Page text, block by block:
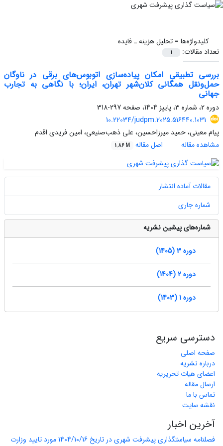
کلیدواژه‌ها =تحلیل هزینه ـ فایده
تعداد مقالات:
1
بررسی تطبیقی امکان پیاده‌سازی اتوبوس‌های برقی در ناوگان
حمل‌ونقل همگانی کلان‌شهر تهران، ایران؛ با نگاهی به تجارب
جهانی
دوره 2، شماره 3، پاییز 1404، صفحه
297-318
10.22034/judpm.2025.516440.1031
پیام معینی، حمید میرزاحسین، علی ذهب‌صنیعی، امین فریدی اقدم
مشاهده مقاله
اصل مقاله 1.86 M
مقالات آماده انتشار
شماره جاری
شماره‌های پیشین نشریه
دوره 3 (1405)
دوره 2 (1404)
دوره 1 (1403)
دسترسی سریع
صفحه اصلی
درباره نشریه
اعضای هیات تحریریه
ارسال مقاله
تماس با ما
نقشه سایت
آخرین اخبار
فصلنامه سیاستگذاری پیشرفت شهری در تاریخ 1404/10/16 مورد تایید وزارت